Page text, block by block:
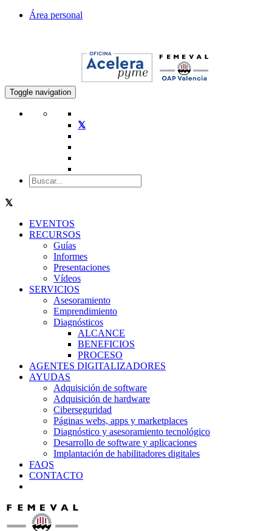
Área personal
Toggle navigation
EVENTOS
RECURSOS
Guías
Informes
Presentaciones
Vídeos
SERVICIOS
Asesoramiento
Emprendimiento
Diagnósticos
ALCANCE
BENEFICIOS
PROCESO
AGENTES DIGITALIZADORES
AYUDAS
Adquisición de software
Adquisición de hardware
Ciberseguridad
Páginas webs, apps y marketplaces
Diagnóstico y asesoramiento tecnológico
Desarrollo de software y aplicaciones
Implantación de habilitadores digitales
FAQS
CONTACTO